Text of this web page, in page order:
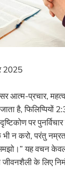
2025
आत्म-प्रचार,
है, फिलिप्पियों
पर
भी न करो, परंतु
यह वचन
जीवनशैली के लिए